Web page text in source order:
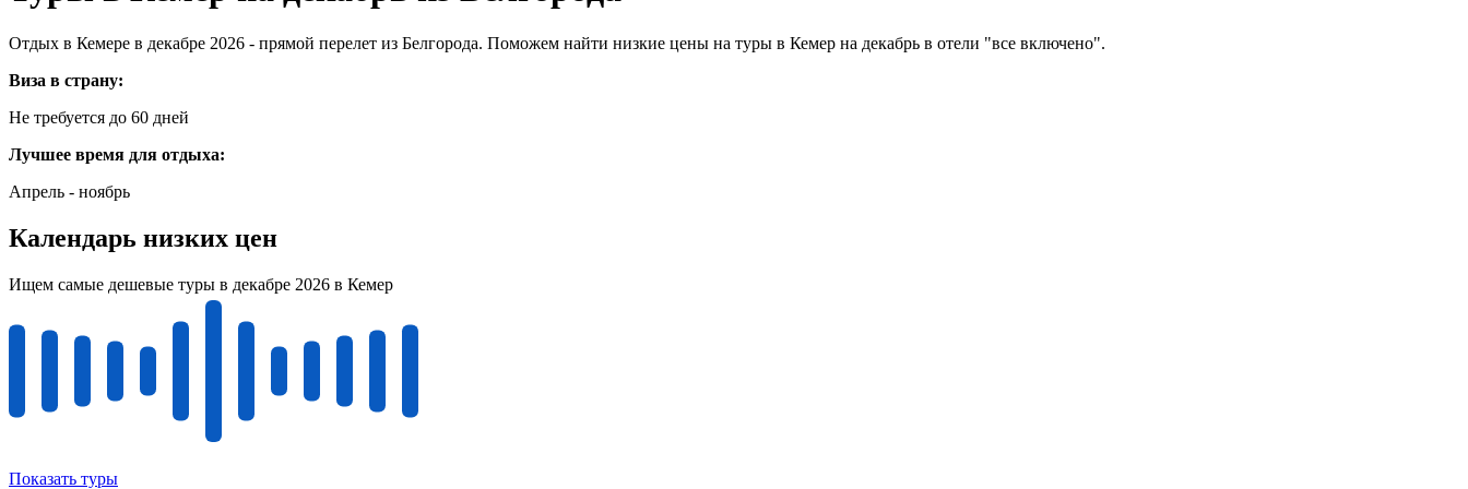
Отдых в Кемере в декабре 2026 - прямой перелет из Белгорода. Поможем найти низкие цены на туры в Кемер на декабрь в отели "все включено".
Виза в страну:
Не требуется до 60 дней
Лучшее время для отдыха:
Апрель - ноябрь
Календарь низких цен
Ищем самые дешевые туры в декабре 2026 в Кемер
Показать туры